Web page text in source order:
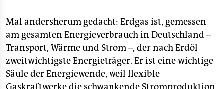
Mal andersherum gedacht: Erdgas ist, gemessen
am gesamten Energieverbrauch in Deutschland –
Transport, Wärme und Strom –, der nach Erdöl
zweitwichtigste Energieträger. Er ist eine wichtige
Säule der Energiewende, weil flexible
Gaskraftwerke die schwankende Stromproduktion